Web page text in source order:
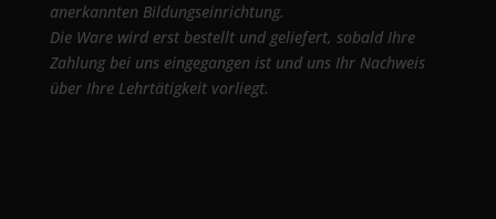
anerkannten Bildungseinrichtung.
Die Ware wird erst bestellt und geliefert, sobald Ihre
Zahlung bei uns eingegangen ist und uns Ihr Nachweis
über Ihre Lehrtätigkeit vorliegt.